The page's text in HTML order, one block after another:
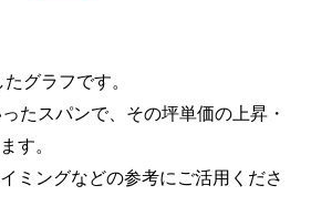
グラフです。
たスパンで、その坪単価の上昇・
す。
ミングなどの参考にご活用くださ